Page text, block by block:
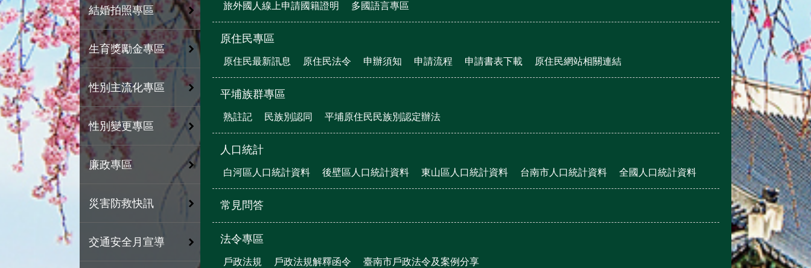
結婚拍照專區
生育獎勵金專區
性別主流化專區
性別變更專區
廉政專區
災害防救快訊
交通安全月宣導
旅外國人線上申請國籍證明 多國語言專區
原住民專區
原住民最新訊息 原住民法令 申辦須知 申請流程 申請書表下載 原住民網站相關連結
平埔族群專區
熟註記 民族別認同 平埔原住民民族別認定辦法
人口統計
白河區人口統計資料 後壁區人口統計資料 東山區人口統計資料 台南市人口統計資料 全國人口統計資料
常見問答
法令專區
戶政法規 戶政法規解釋函令 臺南市戶政法令及案例分享